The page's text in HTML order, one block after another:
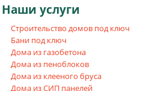
Наши услуги
Строительство домов под ключ
Бани под ключ
Дома из газобетона
Дома из пеноблоков
Дома из клееного бруса
Дома из СИП панелей